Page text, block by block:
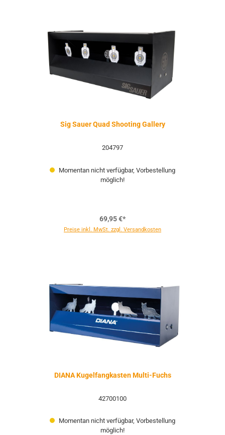
Sig Sauer Quad Shooting Gallery
204797
Momentan nicht verfügbar, Vorbestellung
möglich!
69,95 €*
Preise inkl. MwSt. zzgl. Versandkosten
DIANA Kugelfangkasten Multi-Fuchs
42700100
Momentan nicht verfügbar, Vorbestellung
möglich!